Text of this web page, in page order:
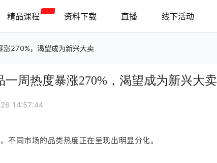
运营
精品课程 资料下载 直播 线下活动
涨270%，渴望成为新兴大卖
周热度暴涨270%，渴望成为新兴大卖
14:57:44
同市场的品类热度正在呈现出明显分化。